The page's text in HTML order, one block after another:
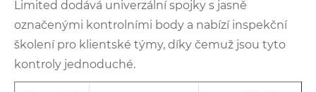
Limited dodává univerzální spojky s jasně
označenými kontrolními body a nabízí inspekční
školení pro klientské týmy, díky čemuž jsou tyto
kontroly jednoduché.